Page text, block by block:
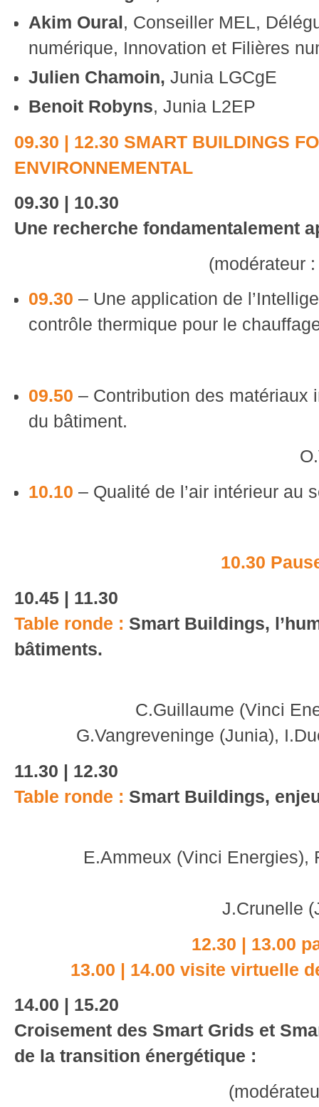
Akim Oural , Conseiller MEL,
numérique, Innovation et Filières
Julien Chamoin, Junia LGCgE
Benoit Robyns, Junia L2EP
09.30 | 12.30 SMART BUILDINGS
ENVIRONNEMENTAL
09.30 | 10.30
Une recherche fondamentalement
(modérateur
09.30 – Une application de
contrôle thermique pour le
09.50 – Contribution des matériaux
du bâtiment.
10.10 – Qualité de l’air intérieur au
10.30
10.45 | 11.30
Table ronde : Smart Buildings,
bâtiments.
C.Guillaume (Vinci
G.Vangreveninge (Junia),
11.30 | 12.30
Table ronde : Smart Buildings,
E.Ammeux (Vinci Energies),
J.Crunelle
12.30 | 13.00
13.00 | 14.00 visite virtuelle
14.00 | 15.20
Croisement des Smart Grids et
de la transition énergétique :